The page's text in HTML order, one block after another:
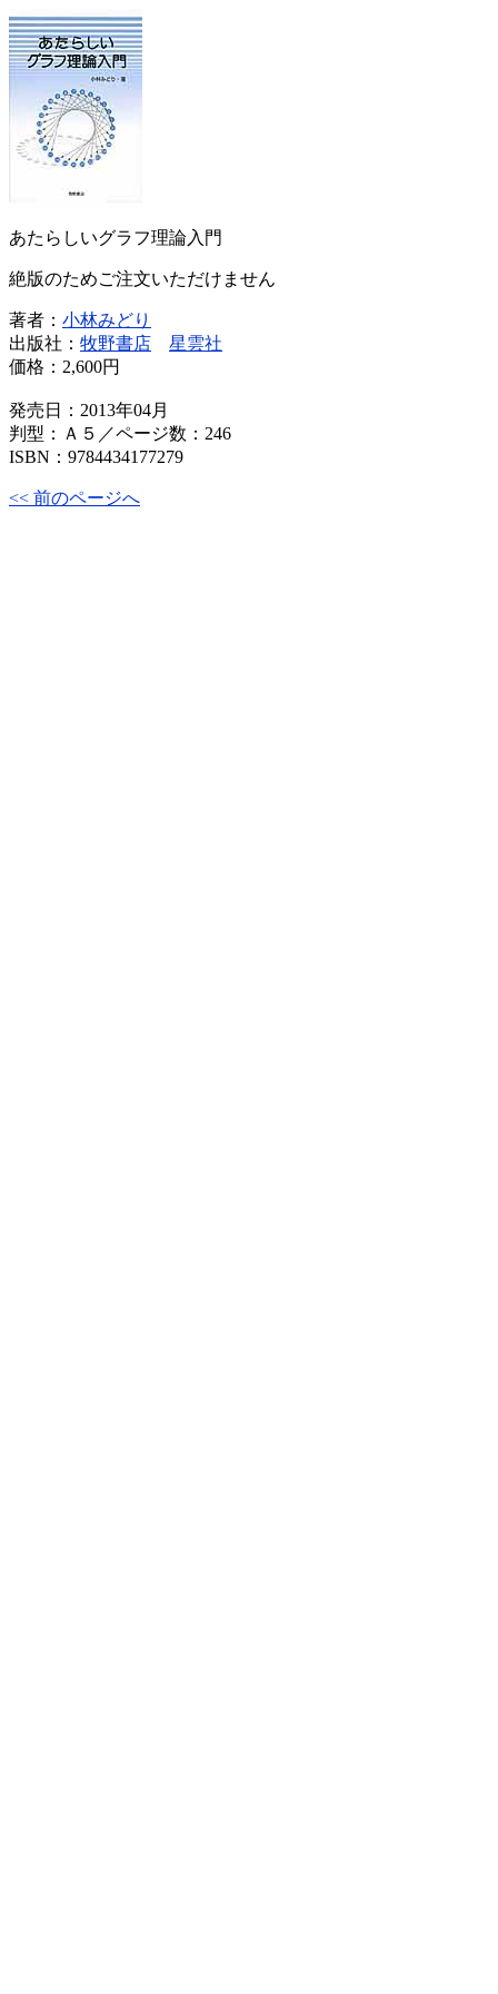
あたらしいグラフ理論入門
絶版のためご注文いただけません
著者： 小林みどり
出版社： 牧野書店
星雲社
価格： 2,600円
発売日：2013年04月
判型：Ａ５／ページ数：246
ISBN：9784434177279
<< 前のページへ